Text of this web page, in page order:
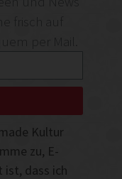
per Mail.
Kultur
zu, E-
ist, dass ich